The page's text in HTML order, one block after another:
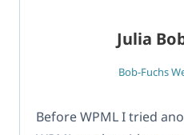
Julia
Bob-Fuchs
Before WPML I tried